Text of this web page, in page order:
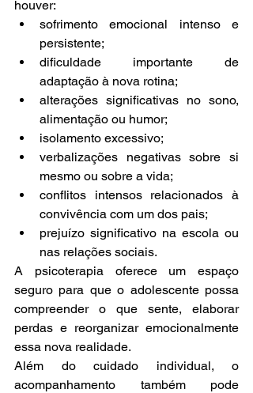
houver:
sofrimento emocional intenso e
persistente;
dificuldade importante de
adaptação à nova rotina;
alterações significativas no sono,
alimentação ou humor;
isolamento excessivo;
verbalizações negativas sobre si
mesmo ou sobre a vida;
conflitos intensos relacionados à
convivência com um dos pais;
prejuízo significativo na escola ou
nas relações sociais.
A psicoterapia oferece um espaço
seguro para que o adolescente possa
compreender o que sente, elaborar
perdas e reorganizar emocionalmente
essa nova realidade.
Além do cuidado individual, o
acompanhamento também pode